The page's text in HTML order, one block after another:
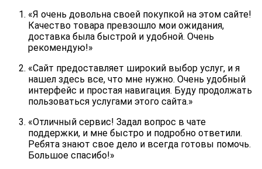
«Я очень довольна своей покупкой на этом сайте!
Качество товара превзошло мои ожидания,
доставка была быстрой и удобной. Очень
рекомендую!»
«Сайт предоставляет широкий выбор услуг, и я
нашел здесь все, что мне нужно. Очень удобный
интерфейс и простая навигация. Буду продолжать
пользоваться услугами этого сайта.»
«Отличный сервис! Задал вопрос в чате
поддержки, и мне быстро и подробно ответили.
Ребята знают свое дело и всегда готовы помочь.
Большое спасибо!»